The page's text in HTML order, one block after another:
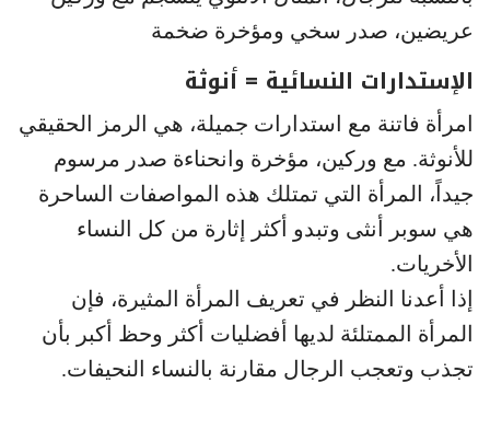
عريضين، صدر سخي ومؤخرة ضخمة
الإستدارات النسائية = أنوثة
امرأة فاتنة مع استدارات جميلة، هي الرمز الحقيقي
للأنوثة. مع وركين، مؤخرة وانحناءة صدر مرسوم
جيداً، المرأة التي تمتلك هذه المواصفات الساحرة
هي سوبر أنثى وتبدو أكثر إثارة من كل النساء
الأخريات.
إذا أعدنا النظر في تعريف المرأة المثيرة، فإن
المرأة الممتلئة لديها أفضليات أكثر وحظ أكبر بأن
تجذب وتعجب الرجال مقارنة بالنساء النحيفات.